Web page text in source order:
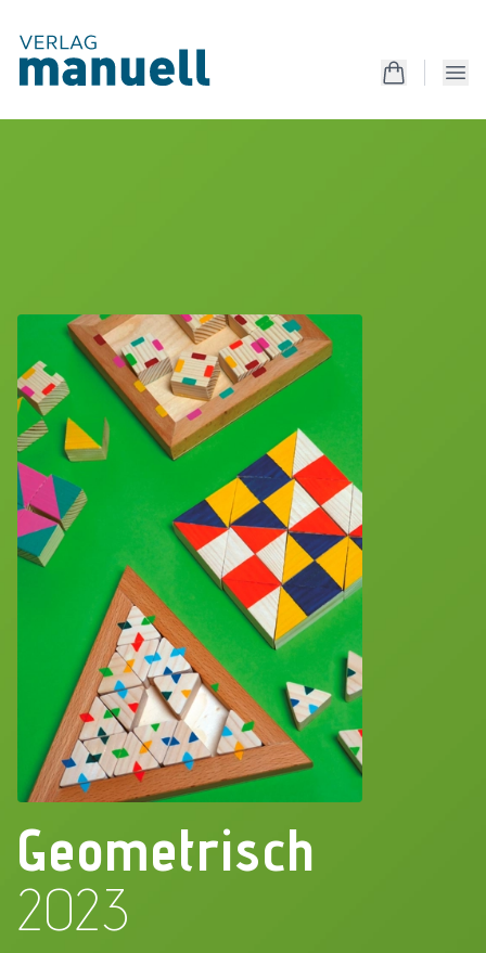
Kreativanleitungen Unterrichtsmaterialien Mappen
Geometrisch
2023